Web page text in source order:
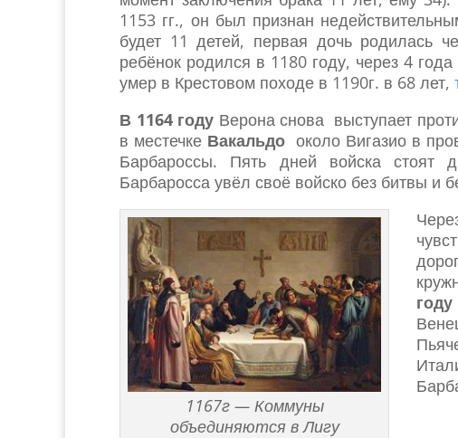
1153 гг., он был признан
будет 11 детей, первая дочь родилась
ребёнок родился в 1180 году, через 4
умер в Крестовом походе в 1190г. в 68 лет,
В 1164 году Верона снова выступает
в местечке Вакальдо около Вигазио в
Барбароссы. Пять дней войска стоят
Барбаросса увёл своё войско без битвы и
1167г — Коммуны
объединяются в Лигу
году